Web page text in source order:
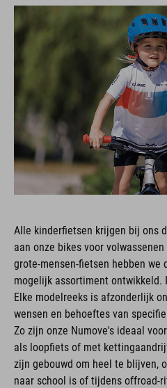
Alle kinderfietsen krijgen bij ons
aan onze bikes voor
grote-mensen-fietsen hebben we
mogelijk assortiment ontwikkeld.
Elke modelreeks is afzonderlijk
wensen en behoeftes van
Zo zijn onze Numove's ideaal
als loopfiets of met
zijn gebouwd om heel te blijven,
naar school is of tijdens offroad-